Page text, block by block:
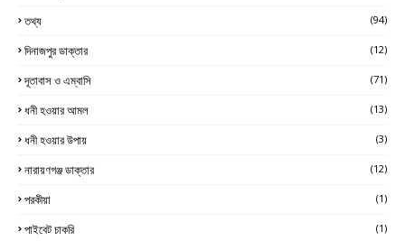
তথ্য (94)
দিনাজপুর ডাক্তার (12)
দূতাবাস ও এম্বাসি (71)
ধনী হওয়ার আমল (13)
ধনী হওয়ার উপায় (3)
নারায়ণগঞ্জ ডাক্তার (12)
পরকীয়া (1)
পাইবেট চাকরি (1)